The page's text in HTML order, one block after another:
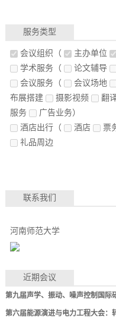
服务类型
会议组织 （ 主办单位
学术服务（ 论文辅导
会议服务（ 会议场地
布展搭建
摄影视频 翻
服务
广告业务）
酒店出行（ 酒店 票
礼品周边
联系我们
河南师范大学
近期会议
第九届声学、振动、噪声控制国际
第六届能源演进与电力工程大会：